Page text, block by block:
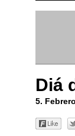
Diá
5.